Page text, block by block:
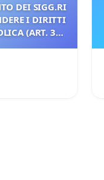
DEI SIGG.RI
I DIRITTI
(ART. 3